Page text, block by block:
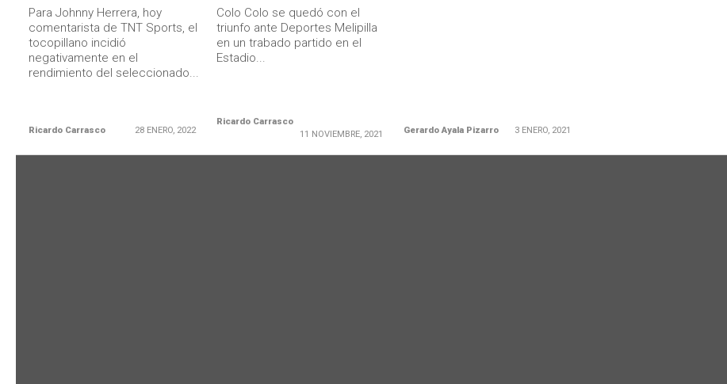
Para Johnny Herrera, hoy
comentarista de TNT Sports, el
tocopillano incidió
negativamente en el
rendimiento del seleccionado...
Ricardo Carrasco 28 ENERO, 2022
Colo Colo se quedó con el
triunfo ante Deportes Melipilla
en un trabado partido en el
Estadio...
Ricardo Carrasco
11 NOVIEMBRE, 2021
Gerardo Ayala Pizarro 3 ENERO, 2021